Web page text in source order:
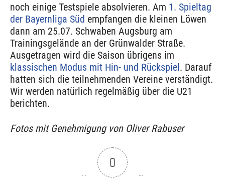
noch einige Testspiele absolvieren. Am 1. Spieltag
der Bayernliga Süd empfangen die kleinen Löwen
dann am 25.07. Schwaben Augsburg am
Trainingsgelände an der Grünwalder Straße.
Ausgetragen wird die Saison übrigens im
klassischen Modus mit Hin- und Rückspiel. Darauf
hatten sich die teilnehmenden Vereine verständigt.
Wir werden natürlich regelmäßig über die U21
berichten.
Fotos mit Genehmigung von Oliver Rabuser
0